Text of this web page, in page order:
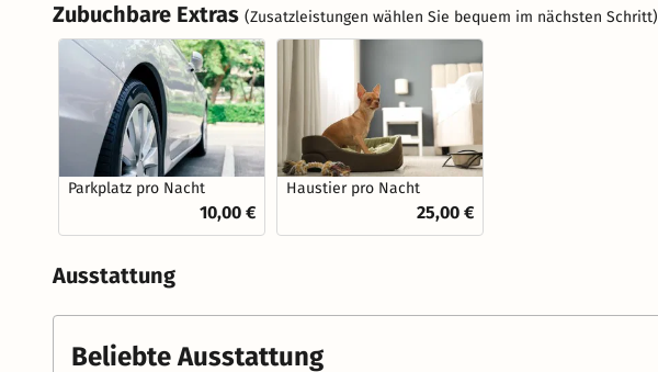
Zubuchbare Extras (Zusatzleistungen wählen Sie bequem im nächsten Schritt)
Parkplatz pro Nacht
10,00 €
Haustier pro Nacht
25,00 €
Ausstattung
Beliebte Ausstattung